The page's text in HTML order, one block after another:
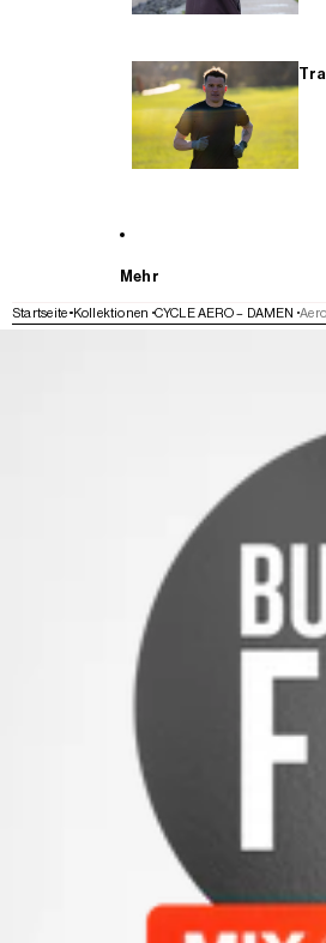
Mehr
Startseite Kollektionen CYCLE AERO – DAMEN
WEITER ZU DEN